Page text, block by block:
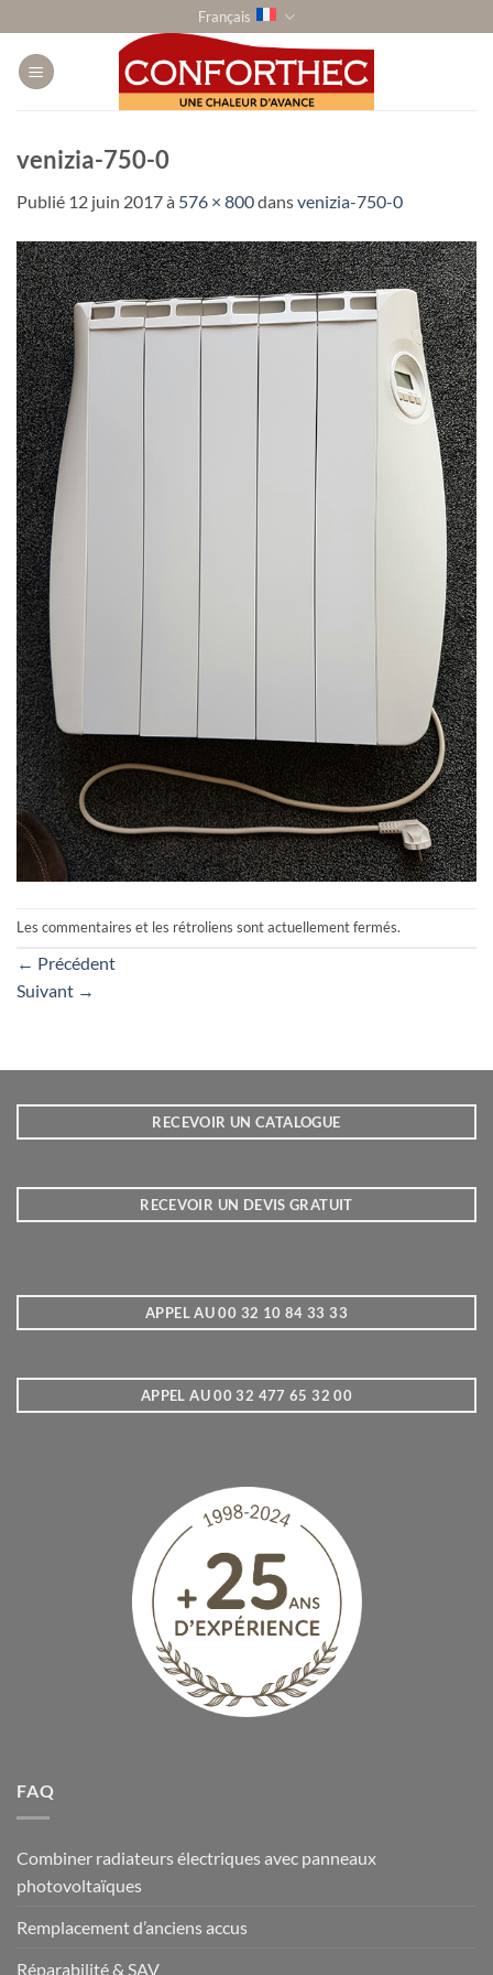
au
contenu
Français
venizia-750-0
Publié 12 juin 2017à 576 × 800dansvenizia-750-0
Les commentaires et les rétroliens sont actuellement fermés.
← Précédent
Suivant →
RECEVOIR UN CATALOGUE
RECEVOIR UN DEVIS GRATUIT
APPEL AU 00 32 10 84 33 33
APPEL AU 00 32 477 65 32 00
FAQ
Combiner radiateurs électriques avec panneaux
photovoltaïques
Remplacement d’anciens accus
Réparabilité & SAV